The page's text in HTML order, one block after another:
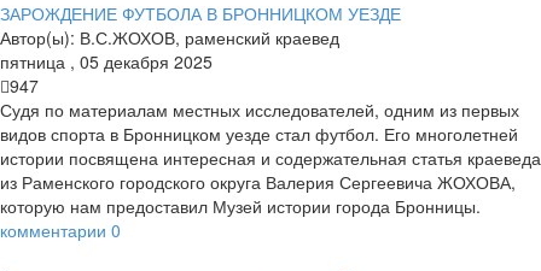
ЗАРОЖДЕНИЕ ФУТБОЛА В БРОННИЦКОМ УЕЗДЕ
Автор(ы): В.С.ЖОХОВ, раменский краевед
пятница , 05 декабря 2025
947
Судя по материалам местных исследователей, одним из первых
видов спорта в Бронницком уезде стал футбол. Его многолетней
истории посвящена интересная и содержательная статья краеведа
из Раменского городского округа Валерия Сергеевича ЖОХОВА,
которую нам предоставил Музей истории города Бронницы.
комментарии 0